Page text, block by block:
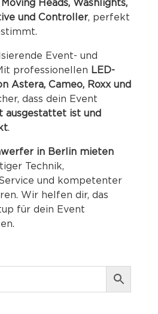
Moving Heads, Washlights,
und Controller, perfekt
Event- und
professionellen LED-
Astera, Cameo, Roxx und
dass dein Event
ausgestattet ist und
.
in Berlin mieten
Technik,
und kompetenter
Wir helfen dir, das
für dein Event